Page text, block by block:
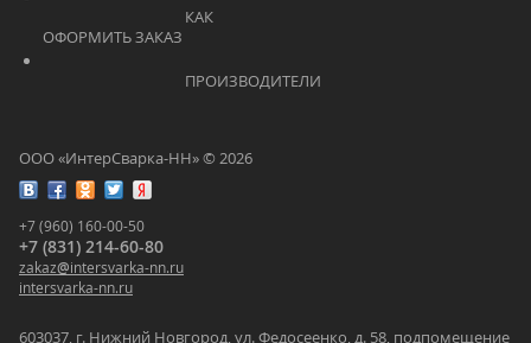
ООО «ИнтерСварка-НН» © 2026
+7 (960) 160-00-50
+7 (831) 214-60-80
zakaz@intersvarka-nn.ru
intersvarka-nn.ru
603037, г. Нижний Новгород, ул. Федосеенко, д. 58, подпомещение